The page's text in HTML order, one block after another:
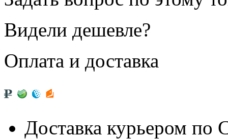
Видели дешевле?
Оплата и доставка
Доставка курьером